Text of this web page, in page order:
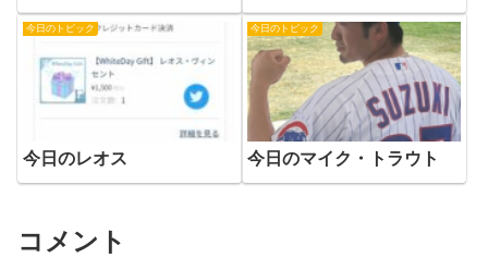
今日のトピック
今日のレオス
今日のトピック
今日のマイク・トラウト
コメント